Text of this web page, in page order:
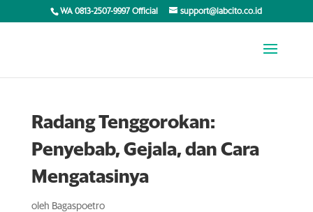
WA 0813-2507-9997 Official support@labcito.co.id
Radang Tenggorokan:
Penyebab, Gejala, dan Cara
Mengatasinya
oleh Bagaspoetro